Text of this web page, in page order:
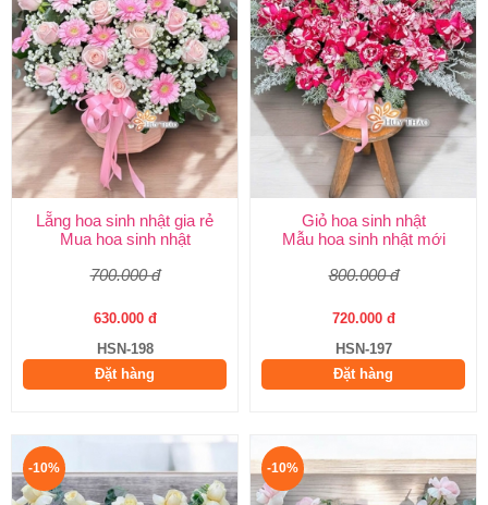
Lẵng hoa sinh nhật gia rẻ
Mua hoa sinh nhật
700.000 đ
630.000 đ
HSN-198
Đặt hàng
Giỏ hoa sinh nhật
Mẫu hoa sinh nhật mới
800.000 đ
720.000 đ
HSN-197
Đặt hàng
-10% -10%